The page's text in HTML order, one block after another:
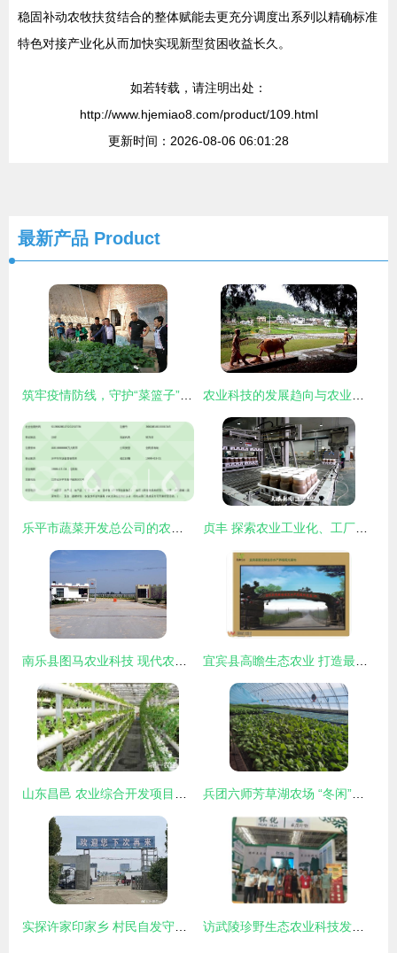
稳固补动农牧扶贫结合的整体赋能去更充分调度出系列以精确标准
特色对接产业化从而加快实现新型贫困收益长久。
如若转载，请注明出处：
http://www.hjemiao8.com/product/109.html
更新时间：2026-08-06 06:01:28
最新产品 Product